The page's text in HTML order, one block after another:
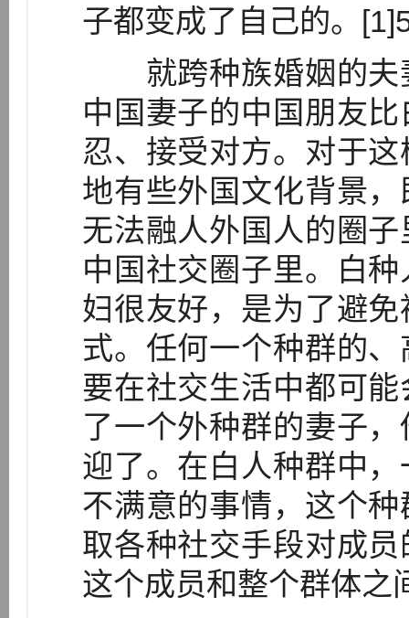
子都变成了自己的。
就跨种族婚姻的夫
中国妻子的中国朋友
忍、接受对方。对于
地有些外国文化背景
无法融人外国人的圈
中国社交圈子里。白
妇很友好，是为了避
式。任何一个种群的
要在社交生活中都可
了一个外种群的妻子
迎了。在白人种群中
不满意的事情，这个
取各种社交手段对成
这个成员和整个群体之